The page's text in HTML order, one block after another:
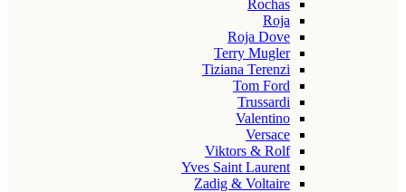
Rochas
Roja
Roja Dove
Terry Mugler
Tiziana Terenzi
Tom Ford
Trussardi
Valentino
Versace
Viktors & Rolf
Yves Saint Laurent
Zadig & Voltaire